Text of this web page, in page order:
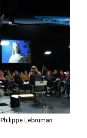
Philippe Lebruman